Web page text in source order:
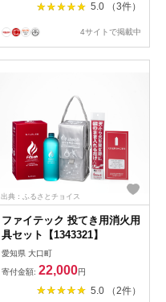
5.0 （3件）
4サイトで掲載中
出典：ふるさとチョイス
ファイテック 投てき用消火用
具セット【1343321】
愛知県 大口町
寄付金額: 22,000円
5.0 （2件）